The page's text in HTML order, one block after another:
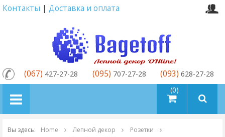
Контакты | Доставка и оплата
товаров (0)
(067) 427-27-28 (095) 707-27-28 (093) 628-27-28
Вы здесь: Home Лепной декор
Розетки